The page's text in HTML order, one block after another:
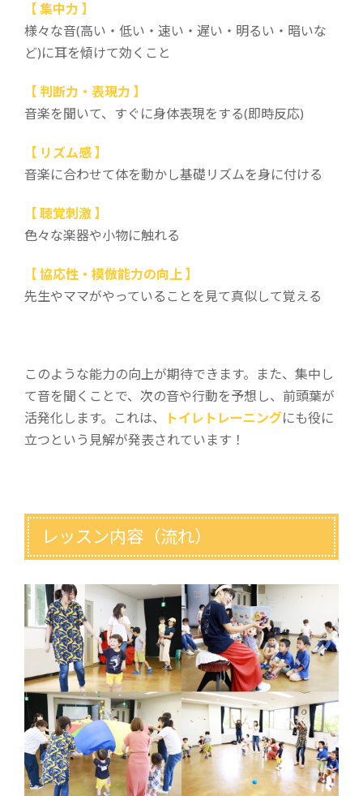
【 集中力 】
様々な音(高い・低い・速い・遅い・明るい・暗いな
ど)に耳を傾けて効くこと
【 判断力・表現力 】
音楽を聞いて、すぐに身体表現をする(即時反応)
【 リズム感 】
音楽に合わせて体を動かし基礎リズムを身に付ける
【 聴覚刺激 】
色々な楽器や小物に触れる
【 協応性・模倣能力の向上 】
先生やママがやっていることを見て真似して覚える
このような能力の向上が期待できます。また、集中し
て音を聞くことで、次の音や行動を予想し、前頭葉が
活発化します。これは、
トイレトレーニングにも役に
立つという見解が発表されています！
レッスン内容（流れ）